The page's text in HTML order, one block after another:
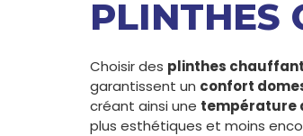
PLINTHES
Choisir des plinthes
garantissent un confort
créant ainsi une température
plus esthétiques et moins